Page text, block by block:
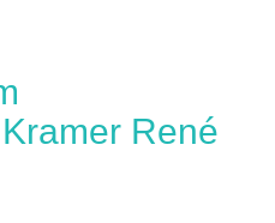
René